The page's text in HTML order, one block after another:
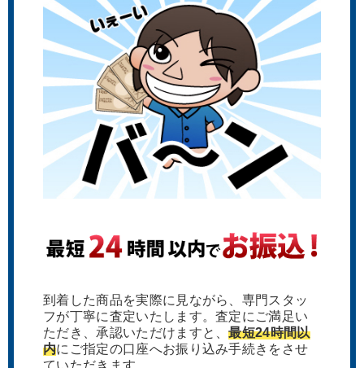
到着した商品を実際に見ながら、専門スタッ
フが丁寧に査定いたします。査定にご満足い
ただき、承認いただけますと、最短24時間以
内にご指定の口座へお振り込み手続きをさせ